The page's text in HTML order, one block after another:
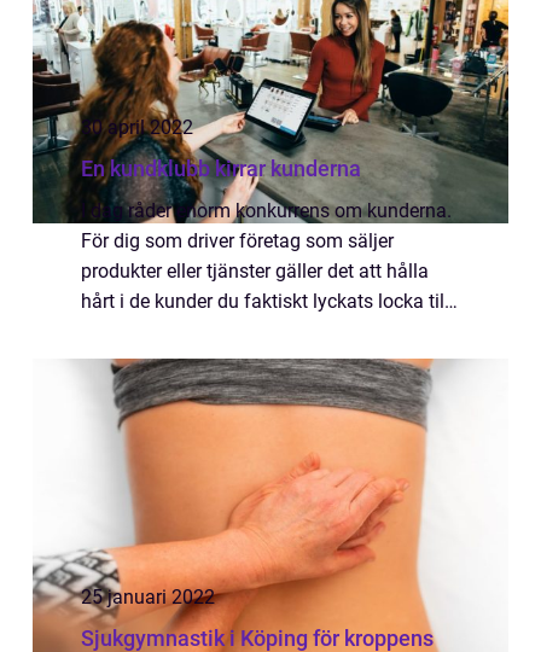
30 april 2022
En kundklubb kirrar kunderna
I dag råder enorm konkurrens om kunderna.
För dig som driver företag som säljer
produkter eller tjänster gäller det att hålla
hårt i de kunder du faktiskt lyckats locka till
De flesta kunder ryggar tillbak...
25 januari 2022
Sjukgymnastik i Köping för kroppens